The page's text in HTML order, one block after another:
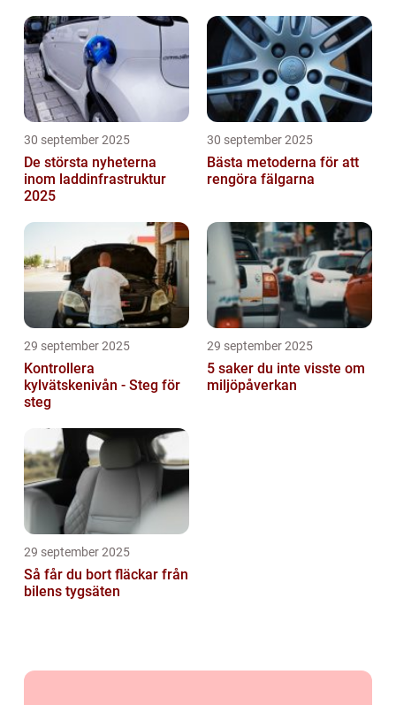
30 september 2025
De största nyheterna
inom laddinfrastruktur
2025
30 september 2025
Bästa metoderna för att
rengöra fälgarna
29 september 2025
Kontrollera
kylvätskenivån - Steg för
steg
29 september 2025
5 saker du inte visste om
miljöpåverkan
29 september 2025
Så får du bort fläckar från
bilens tygsäten